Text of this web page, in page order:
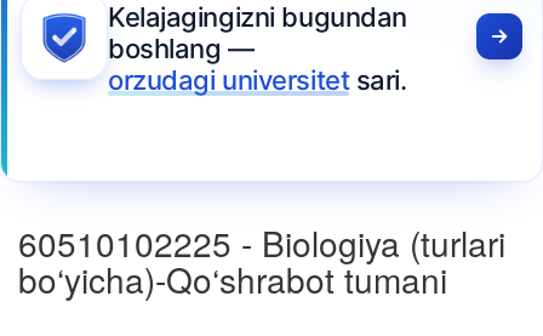
Kelajagingizni bugundan
boshlang —
orzudagi universitetsari.
60510102225 - Biologiya (turlari
bo‘yicha)-Qo‘shrabot tumani